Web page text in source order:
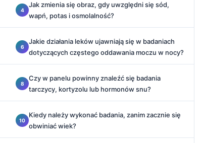
Jak zmienia się obraz, gdy uwzględni się sód,
wapń, potas i osmolalność?
Jakie działania leków ujawniają się w badaniach
dotyczących częstego oddawania moczu w nocy?
Czy w panelu powinny znaleźć się badania
tarczycy, kortyzolu lub hormonów snu?
Kiedy należy wykonać badania, zanim zacznie się
obwiniać wiek?